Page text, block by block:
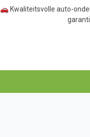
🚗 Kwaliteitsvolle auto-